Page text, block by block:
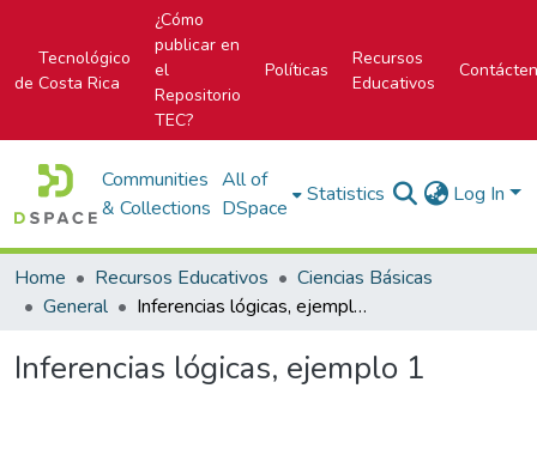
Tecnológico
de Costa Rica
¿Cómo
publicar en
el
Repositorio
TEC?
Políticas
Recursos
Educativos
Communities
& Collections
All of
DSpace
Statistics Log In
Home Recursos Educativos
Ciencias Básicas
General
Inferencias lógicas, ejemplo 1
Inferencias lógicas, ejemplo 1